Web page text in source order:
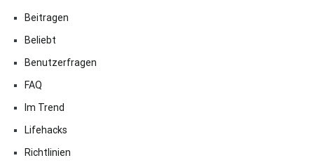
Beitragen
Beliebt
Benutzerfragen
FAQ
Im Trend
Lifehacks
Richtlinien